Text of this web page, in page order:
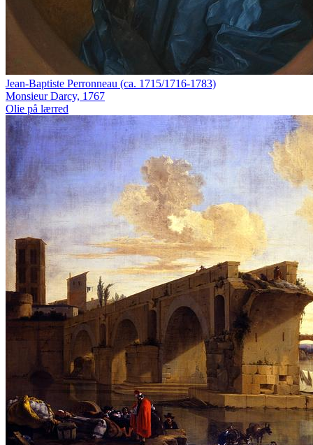
Jean-Baptiste Perronneau (ca. 1715/1716-1783)
Monsieur Darcy, 1767
Olie på lærred